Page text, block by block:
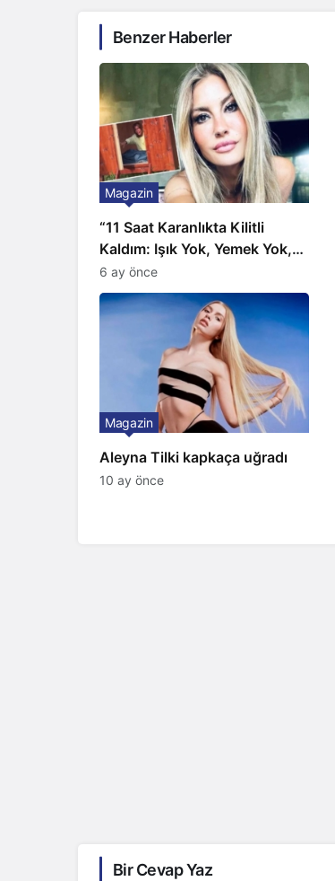
Benzer Haberler
“11 Saat Karanlıkta Kilitli
Kaldım: Işık Yok, Yemek Yok,
Tuvalet Yok!” Çağla Şikel’den
Şok İtiraf
Magazin
6 ay önce
Aleyna Tilki kapkaça uğradı
Magazin
10 ay önce
Bir Cevap Yaz